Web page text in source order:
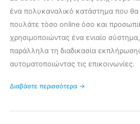
ένα πολυκαναλικό κατάστημα που θα
πουλάτε τόσο online όσο και
χρησιμοποιώντας ένα ενιαίο
παράλληλα τη διαδικασία
αυτοματοποιώντας τις επικοινωνίες.
Διαβάστε περισσότερα →